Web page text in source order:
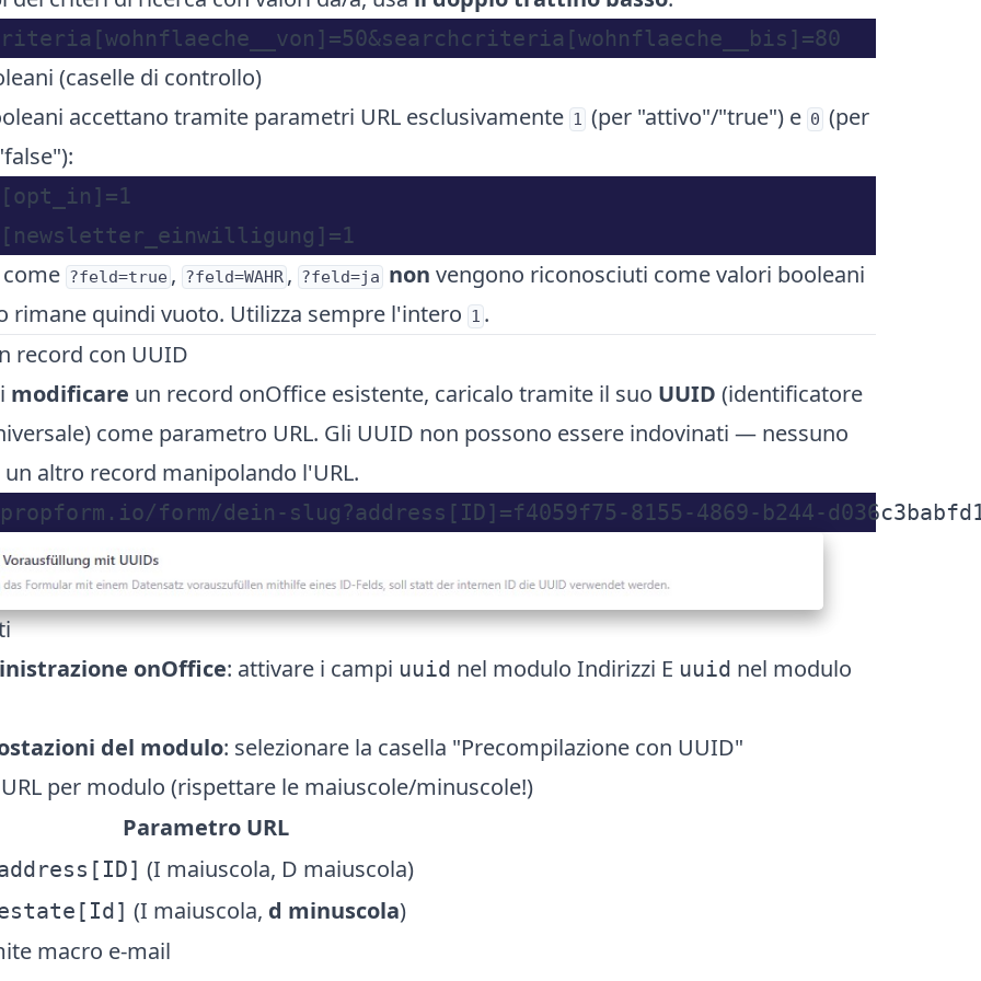
(caselle di controllo)
accettano tramite parametri URL esclusivamente 1 (per "attivo"/"true") e 0 (per
?feld=true , ?feld=WAHR , ?feld=ja non vengono riconosciuti come valori booleani
rimane quindi vuoto. Utilizza sempre l'intero 1 .
record con UUID
modificare un record onOffice esistente, caricalo tramite il suo UUID (identificatore
come parametro URL. Gli UUID non possono essere indovinati — nessuno
altro record manipolando l'URL.
onOffice: attivare i campi uuid nel modulo Indirizzi E uuid nel modulo
del modulo: selezionare la casella "Precompilazione con UUID"
per modulo (rispettare le maiuscole/minuscole!)
Parametro URL
(I maiuscola, D maiuscola)
(I maiuscola, d minuscola)
macro e-mail